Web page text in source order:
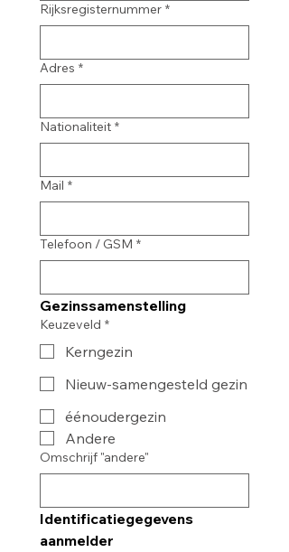
Rijksregisternummer *
Adres *
Nationaliteit *
Mail *
Telefoon / GSM *
Gezinssamenstelling
Keuzeveld *
Kerngezin
Nieuw-samengesteld gezin
éénoudergezin
Andere
Omschrijf "andere"
Identificatiegegevens
aanmelder